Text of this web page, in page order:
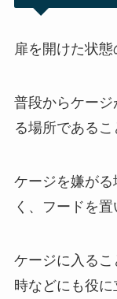
扉を開けた状態
普段からケージ
る場所であるこ
ケージを嫌が
く、フードを
ケージに入る
時などにも役に